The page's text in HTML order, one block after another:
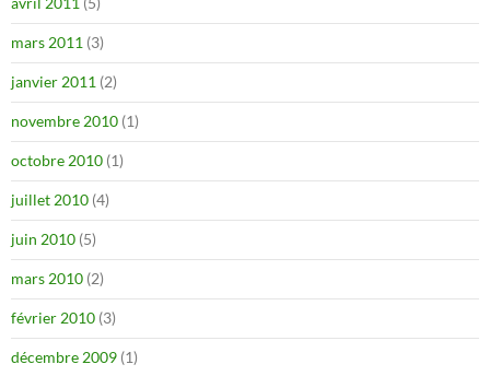
mars 2011 (3)
janvier 2011 (2)
novembre 2010 (1)
octobre 2010 (1)
juillet 2010 (4)
juin 2010 (5)
mars 2010 (2)
février 2010 (3)
décembre 2009 (1)